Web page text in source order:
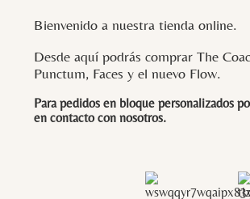
Bienvenido a nuestra tienda online.
Desde aquí podrás comprar The
Punctum, Faces y el nuevo Flow.
Para pedidos en bloque personalizados
en contacto con nosotros.